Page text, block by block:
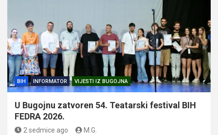
BIH INFORMATOR VIJESTI IZ BUGOJNA
U Bugojnu zatvoren 54. Teatarski festival BIH
FEDRA 2026.
2 sedmice ago M.G.